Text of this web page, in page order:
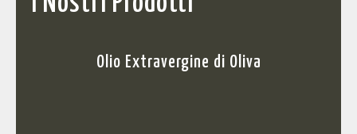
Olio Extravergine di Oliva